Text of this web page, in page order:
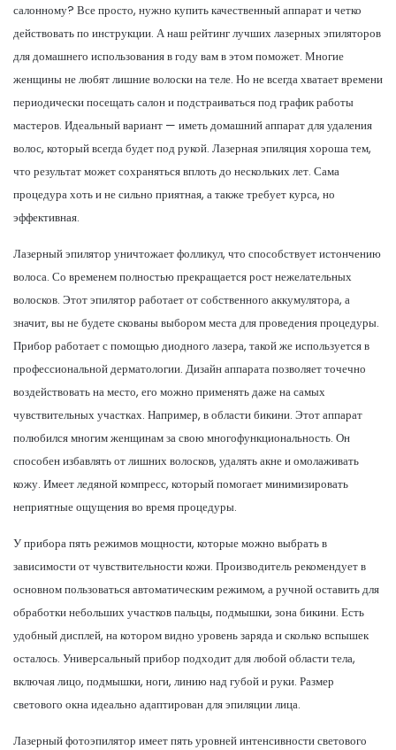
салонному? Все просто, нужно купить качественный аппарат и четко
действовать по инструкции. А наш рейтинг лучших лазерных эпиляторов
для домашнего использования в году вам в этом поможет. Многие
женщины не любят лишние волоски на теле. Но не всегда хватает времени
периодически посещать салон и подстраиваться под график работы
мастеров. Идеальный вариант — иметь домашний аппарат для удаления
волос, который всегда будет под рукой. Лазерная эпиляция хороша тем,
что результат может сохраняться вплоть до нескольких лет. Сама
процедура хоть и не сильно приятная, а также требует курса, но
эффективная.
Лазерный эпилятор уничтожает фолликул, что способствует истончению
волоса. Со временем полностью прекращается рост нежелательных
волосков. Этот эпилятор работает от собственного аккумулятора, а
значит, вы не будете скованы выбором места для проведения процедуры.
Прибор работает с помощью диодного лазера, такой же используется в
профессиональной дерматологии. Дизайн аппарата позволяет точечно
воздействовать на место, его можно применять даже на самых
чувствительных участках. Например, в области бикини. Этот аппарат
полюбился многим женщинам за свою многофункциональность. Он
способен избавлять от лишних волосков, удалять акне и омолаживать
кожу. Имеет ледяной компресс, который помогает минимизировать
неприятные ощущения во время процедуры.
У прибора пять режимов мощности, которые можно выбрать в
зависимости от чувствительности кожи. Производитель рекомендует в
основном пользоваться автоматическим режимом, а ручной оставить для
обработки небольших участков пальцы, подмышки, зона бикини. Есть
удобный дисплей, на котором видно уровень заряда и сколько вспышек
осталось. Универсальный прибор подходит для любой области тела,
включая лицо, подмышки, ноги, линию над губой и руки. Размер
светового окна идеально адаптирован для эпиляции лица.
Лазерный фотоэпилятор имеет пять уровней интенсивности светового